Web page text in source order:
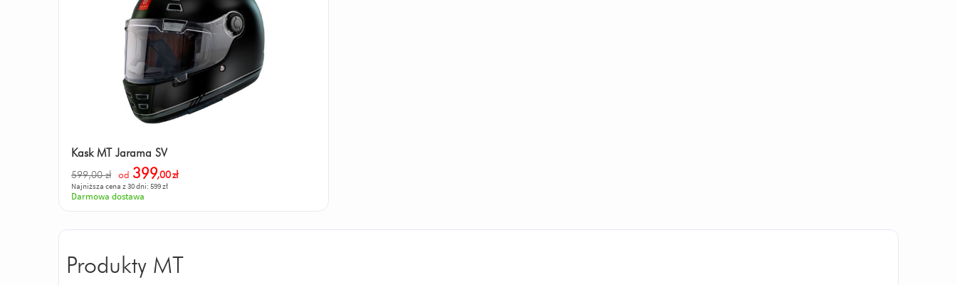
Kask MT Jarama SV
599,00 zł od 399,00zł
Najniższa cena z 30 dni: 599 zł
Darmowa dostawa
Produkty MT